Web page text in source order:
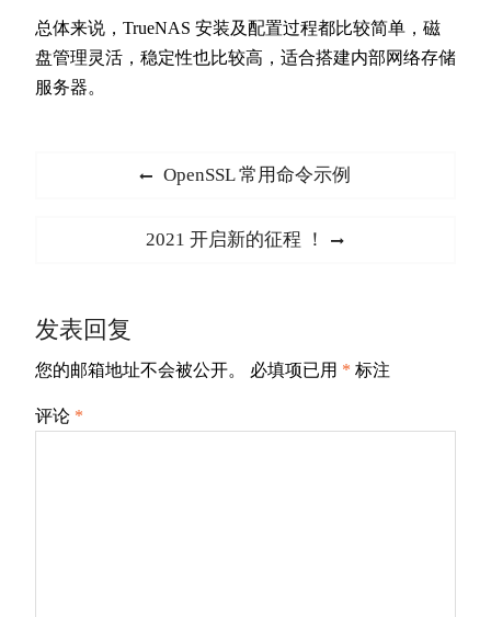
总体来说，TrueNAS 安装及配置过程都比较简单，磁
盘管理灵活，稳定性也比较高，适合搭建内部网络存储
服务器。
Previous
OpenSSL 常用命令示例
Next
2021 开启新的征程 ！
发表回复
您的邮箱地址不会被公开。 必填项已用 * 标注
评论 *